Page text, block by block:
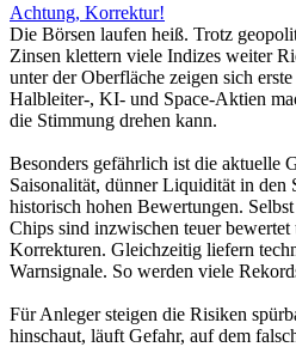
Achtung, Korrektur!
Die Börsen laufen heiß. Trotz
Zinsen klettern viele Indizes weiter
unter der Oberfläche zeigen sich
Halbleiter-, KI- und Space-Aktien
die Stimmung drehen kann.
Besonders gefährlich ist die aktuelle
Saisonalität, dünner Liquidität in den
historisch hohen Bewertungen.
Chips sind inzwischen teuer
Korrekturen. Gleichzeitig liefern
Warnsignale. So werden viele
Für Anleger steigen die Risiken
hinschaut, läuft Gefahr, auf dem